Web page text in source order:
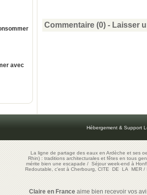
avec
Commentaire (0) - Laisser
Hébergement & Support
La ligne de partage des eaux en Ardèche et ses
Rhin) : traditions architecturales et fêtes en tous
mérite bien une escapade/Séjour week-end à
Redoutable, c'est à Cherbourg, CITE DE LA MER/
Claire en Franceaime bien recevoir vos